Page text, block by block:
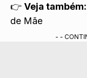
👉 Veja também:
de Mãe
- -